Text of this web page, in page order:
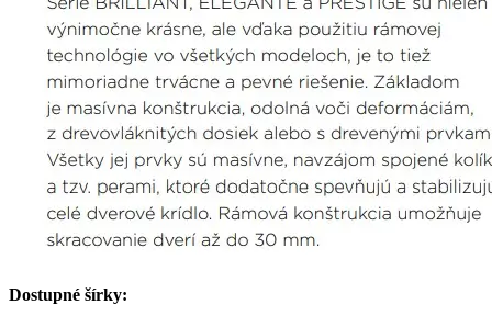
Dostupné šírky: